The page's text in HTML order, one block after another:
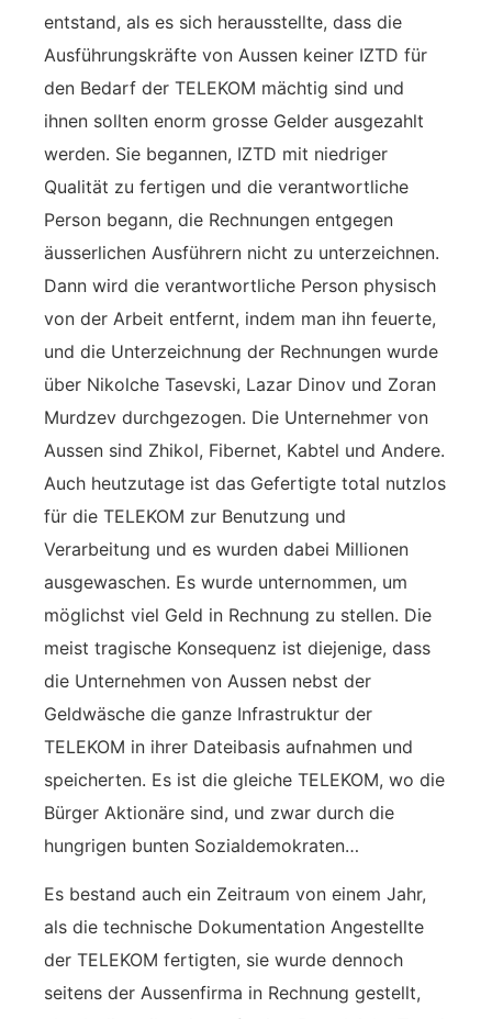
entstand, als es sich herausstellte, dass die
Ausführungskräfte von Aussen keiner IZTD für
den Bedarf der TELEKOM mächtig sind und
ihnen sollten enorm grosse Gelder ausgezahlt
werden. Sie begannen, IZTD mit niedriger
Qualität zu fertigen und die verantwortliche
Person begann, die Rechnungen entgegen
äusserlichen Ausführern nicht zu unterzeichnen.
Dann wird die verantwortliche Person physisch
von der Arbeit entfernt, indem man ihn feuerte,
und die Unterzeichnung der Rechnungen wurde
über Nikolche Tasevski, Lazar Dinov und Zoran
Murdzev durchgezogen. Die Unternehmer von
Aussen sind Zhikol, Fibernet, Kabtel und Andere.
Auch heutzutage ist das Gefertigte total nutzlos
für die TELEKOM zur Benutzung und
Verarbeitung und es wurden dabei Millionen
ausgewaschen. Es wurde unternommen, um
möglichst viel Geld in Rechnung zu stellen. Die
meist tragische Konsequenz ist diejenige, dass
die Unternehmen von Aussen nebst der
Geldwäsche die ganze Infrastruktur der
TELEKOM in ihrer Dateibasis aufnahmen und
speicherten. Es ist die gleiche TELEKOM, wo die
Bürger Aktionäre sind, und zwar durch die
hungrigen bunten Sozialdemokraten…
Es bestand auch ein Zeitraum von einem Jahr,
als die technische Dokumentation Angestellte
der TELEKOM fertigten, sie wurde dennoch
seitens der Aussenfirma in Rechnung gestellt,